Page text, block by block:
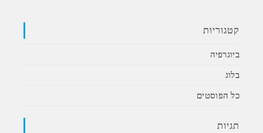
קטגוריות
ביוגרפיה
בלוג
כל הפוסטים
תגיות